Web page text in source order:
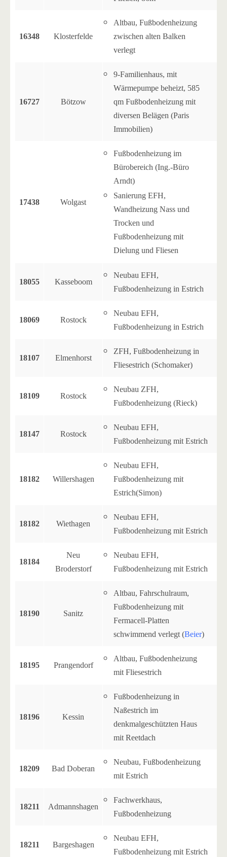
16348 Klosterfelde
Altbau, Fußbodenheizung
zwischen alten Balken
verlegt
16727 Bötzow
9-Familienhaus, mit
Wärmepumpe beheizt, 585
qm Fußbodenheizung mit
diversen Belägen (Paris
Immobilien)
17438 Wolgast
Fußbodenheizung im
Bürobereich (Ing.-Büro
Arndt)
Sanierung EFH,
Wandheizung Nass und
Trocken und
Fußbodenheizung mit
Dielung und Fliesen
18055 Kasseboom
Neubau EFH,
Fußbodenheizung in Estrich
18069 Rostock
Neubau EFH,
Fußbodenheizung in Estrich
18107 Elmenhorst
ZFH, Fußbodenheizung in
Fliesestrich (Schomaker)
18109 Rostock
Neubau ZFH,
Fußbodenheizung (Rieck)
18147 Rostock
Neubau EFH,
Fußbodenheizung mit Estrich
18182 Willershagen
Neubau EFH,
Fußbodenheizung mit
Estrich(Simon)
18182 Wiethagen
Neubau EFH,
Fußbodenheizung mit Estrich
18184
Neu
Broderstorf
Neubau EFH,
Fußbodenheizung mit Estrich
18190 Sanitz
Altbau, Fahrschulraum,
Fußbodenheizung mit
Fermacell-Platten
schwimmend verlegt (Beier)
18195 Prangendorf
Altbau, Fußbodenheizung
mit Fliesestrich
18196 Kessin
Fußbodenheizung in
Naßestrich im
denkmalgeschützten Haus
mit Reetdach
18209 Bad Doberan
Neubau, Fußbodenheizung
mit Estrich
18211 Admannshagen
Fachwerkhaus,
Fußbodenheizung
18211 Bargeshagen
Neubau EFH,
Fußbodenheizung mit Estrich